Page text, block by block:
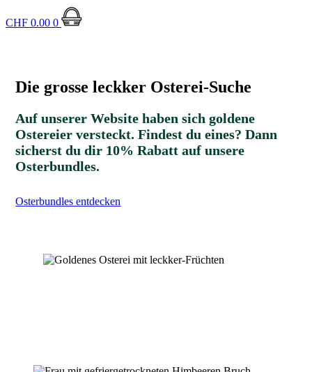
cart
CHF 0.00 0
Die grosse leckker Osterei-Suche
Auf unserer Website haben sich goldene
Ostereier versteckt. Findest du eines? Dann
sicherst du dir 10% Rabatt auf unsere
Osterbundles.
Osterbundles entdecken